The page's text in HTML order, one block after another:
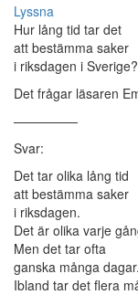
Lyssna
Hur lång tid tar det
att bestämma saker
i riksdagen i Sverige?
Det frågar läsaren
—————
Svar:
Det tar olika lång tid
att bestämma saker
i riksdagen.
Det är olika varje
Men det tar ofta
ganska många dagar.
Ibland tar det flera